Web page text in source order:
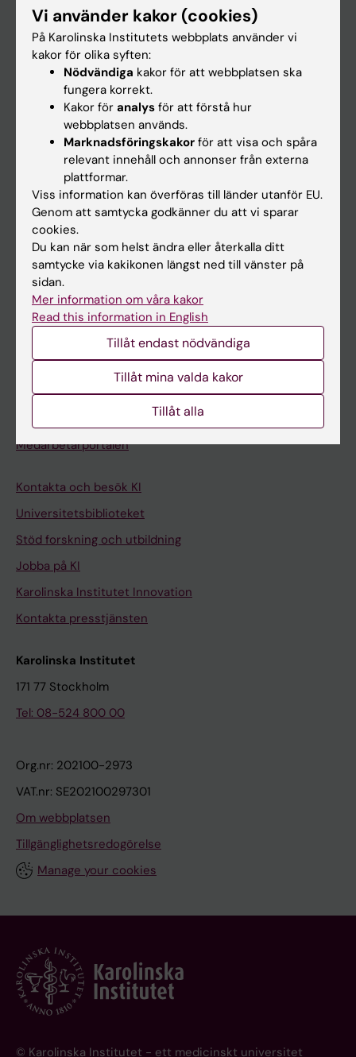
Forskarutbildning
Forskning
Om KI
På gång
Nyheter
Kalender
Student
Ladok
Canvas
Schema
Studentmejlen
Kurs- och programwebbar
Student på KI
Medarbetarportalen
Kontakta och besök KI
Universitetsbiblioteket
Stöd forskning och utbildning
Jobba på KI
Karolinska Institutet Innovation
Kontakta presstjänsten
Karolinska Institutet
171 77 Stockholm
Tel: 08-524 800 00
Org.nr: 202100-2973
VAT.nr: SE202100297301
Om webbplatsen
Tillgänglighetsredogörelse
Manage your cookies
© Karolinska Institutet - ett medicinskt universitet
Vi använder kakor (cookies)
På Karolinska Institutets webbplats använder vi
kakor för olika syften:
Nödvändiga kakor för att webbplatsen ska
fungera korrekt.
Kakor för analys för att förstå hur
webbplatsen används.
Marknadsföringskakor för att visa och spåra
relevant innehåll och annonser från externa
plattformar.
Viss information kan överföras till länder utanför EU.
Genom att samtycka godkänner du att vi sparar
cookies.
Du kan när som helst ändra eller återkalla ditt
samtycke via kakikonen längst ned till vänster på
sidan.
Mer information om våra kakor
Read this information in English
Tillåt endast nödvändiga
Tillåt mina valda kakor
Tillåt alla